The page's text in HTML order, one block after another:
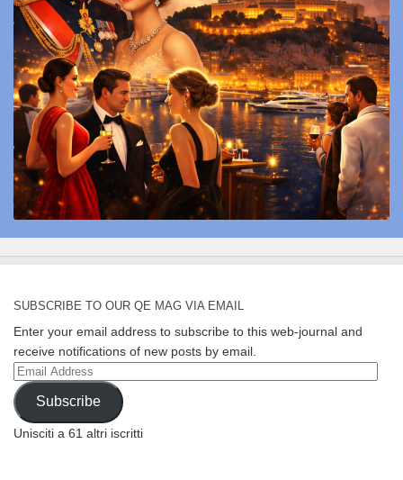
SUBSCRIBE TO OUR QE MAG VIA EMAIL
Enter your email address to subscribe to this web-journal and
receive notifications of new posts by email.
Email
Address
Subscribe
Unisciti a 61 altri iscritti